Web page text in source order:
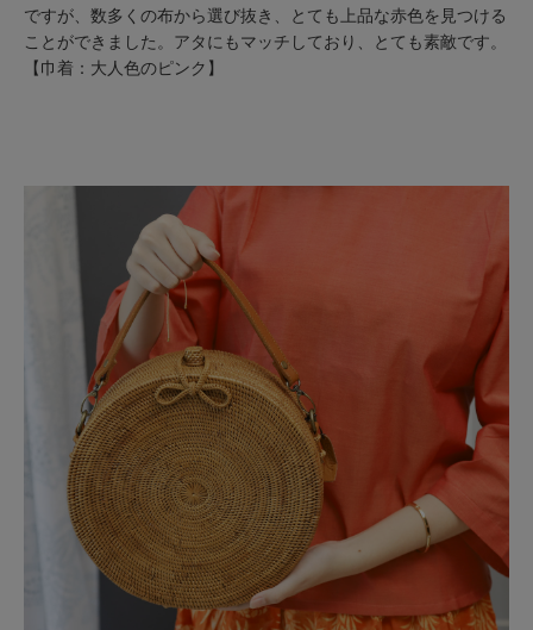
ですが、数多くの布から選び抜き、とても上品な赤色を見つける
ことができました。アタにもマッチしており、とても素敵です。
【巾着：大人色のピンク】